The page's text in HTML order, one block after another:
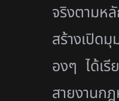
จริงตามห
สร้างเปิด
องๆ ได้เรี
สายงานก